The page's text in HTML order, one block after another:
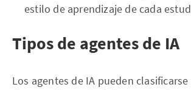
estilo de aprendizaje de cada
Tipos de agentes de IA
Los agentes de IA pueden